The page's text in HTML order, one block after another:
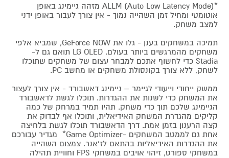
*ALLM (Auto Low Latency Mode) מזהה גיימינג באופן
אוטומטי ומחיל זמן השהייה נמוך - אין צורך לעבור באופן ידני
למצב משחק.
תמיכה במשחקים בענן - גלו את GeForce NOW, שמביא אלפי
משחקים מהמרגשים ביותר בעולם. LG OLED תואם גם ל-
Stadia כדי לחשוף אתכם למבחר עצום של משחקים שתוכלו
לשחק, ללא צורך בקונסולת משחקים או מחשב PC.
ממשק ייחודי וייעודי לגיימר – גיימינג דאשבורד - אין צורך לעצור
את המשחק כדי לשנות את ההגדרות. תוכלו לגשת לדאשבורד
הגיימינג שלכם תוך כדי משחק. תהיו תמיד במרחק של כמה
קליקים מהגדרת המשחק האידיאלית, ותוכלו אף לבדוק את
קצה הרענון בזמן אמת. דרך הדאשבורד תוכלו לגשת בלחיצה
אחת גם לממטב המשחקים -Game Optimizer* מגדיר עבורכם
את ההגדרות האידיאליות בהתאם לז'אנר. צמצום השהייה
במשחקי ספורט, זיהוי אויבים במשחקי FPS וחוויית תהילה